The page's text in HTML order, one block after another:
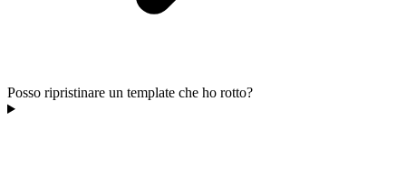
Posso ripristinare un template che ho rotto?